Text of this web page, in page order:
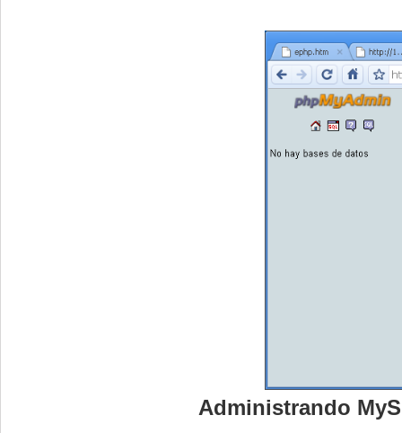
Administrando